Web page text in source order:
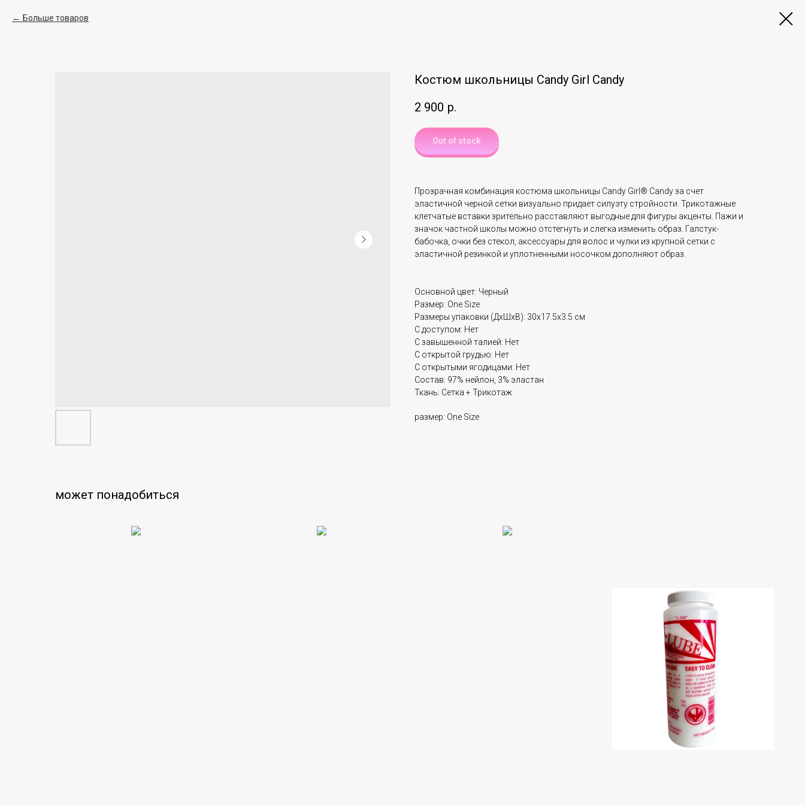
Больше товаров
Костюм школьницы Candy Girl Candy
2 900 р.
Out of stock
Прозрачная комбинация костюма школьницы Candy Girl® Candy за счет
эластичной черной сетки визуально придает силуэту стройности. Трикотажные
клетчатые вставки зрительно расставляют выгодные для фигуры акценты. Пажи и
значок частной школы можно отстегнуть и слегка изменить образ. Галстук-
бабочка, очки без стекол, аксессуары для волос и чулки из крупной сетки с
эластичной резинкой и уплотненными носочком дополняют образ.
Основной цвет: Черный
Размер: One Size
Размеры упаковки (ДхШхВ): 30x17.5x3.5 см
С доступом: Нет
С завышенной талией: Нет
С открытой грудью: Нет
С открытыми ягодицами: Нет
Состав: 97% нейлон, 3% эластан
Ткань: Сетка + Трикотаж
размер: One Size
может понадобиться